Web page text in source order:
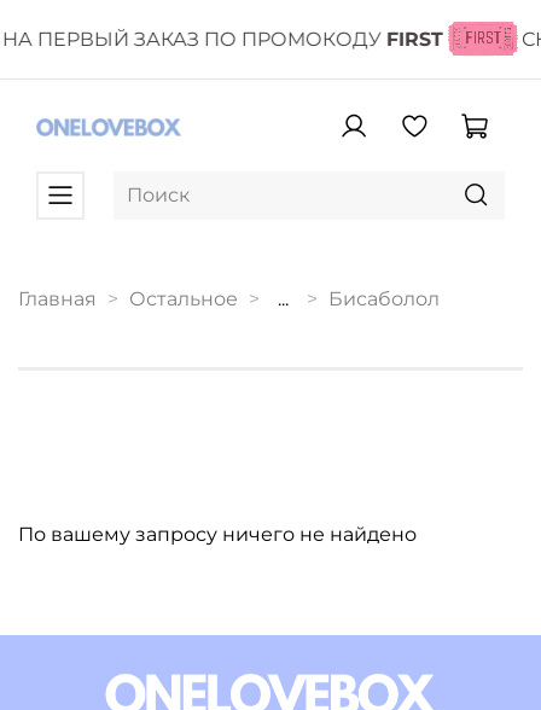
ПЕРВЫЙ ЗАКАЗ ПО ПРОМОКОДУ FIRST
Главная Остальное ... Бисаболол
По вашему запросу ничего не найдено